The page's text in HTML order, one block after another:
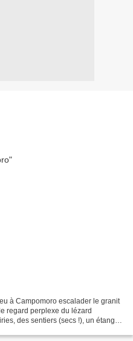
à Campomoro escalader le granit
regard perplexe du lézard
des sentiers (secs !), un étang,